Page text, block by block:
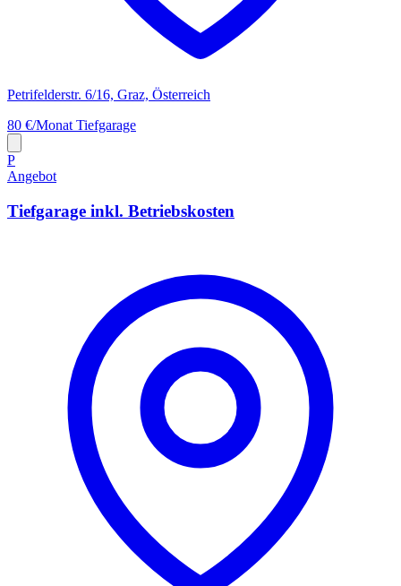
Petrifelderstr. 6/16, Graz, Österreich
80 €/Monat Tiefgarage
P
Angebot
Tiefgarage inkl. Betriebskosten